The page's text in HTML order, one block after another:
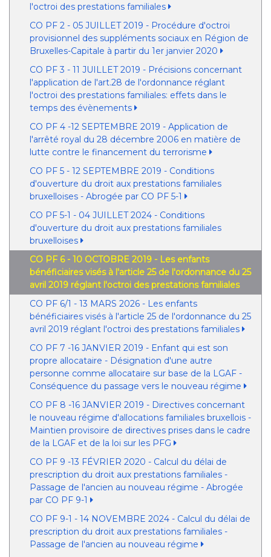
l'octroi des prestations familiales
CO PF 2 - 05 JUILLET 2019 - Procédure d'octroi
provisionnel des suppléments sociaux en Région de
Bruxelles-Capitale à partir du 1er janvier 2020
CO PF 3 - 11 JUILLET 2019 - Précisions concernant
l'application de l'art.28 de l'ordonnance réglant
l'octroi des prestations familiales: effets dans le
temps des évènements
CO PF 4 -12 SEPTEMBRE 2019 - Application de
l'arrêté royal du 28 décembre 2006 en matière de
lutte contre le financement du terrorisme
CO PF 5 - 12 SEPTEMBRE 2019 - Conditions
d'ouverture du droit aux prestations familiales
bruxelloises - Abrogée par CO PF 5-1
CO PF 5-1 - 04 JUILLET 2024 - Conditions
d'ouverture du droit aux prestations familiales
bruxelloises
CO PF 6 - 10 OCTOBRE 2019 - Les enfants
bénéficiaires visés à l'article 25 de l'ordonnance du 25
avril 2019 réglant l'octroi des prestations familiales
CO PF 6/1 - 13 MARS 2026 - Les enfants
bénéficiaires visés à l'article 25 de l'ordonnance du 25
avril 2019 réglant l'octroi des prestations familiales
CO PF 7 -16 JANVIER 2019 - Enfant qui est son
propre allocataire - Désignation d'une autre
personne comme allocataire sur base de la LGAF -
Conséquence du passage vers le nouveau régime
CO PF 8 -16 JANVIER 2019 - Directives concernant
le nouveau régime d'allocations familiales bruxellois -
Maintien provisoire de directives prises dans le cadre
de la LGAF et de la loi sur les PFG
CO PF 9 -13 FÉVRIER 2020 - Calcul du délai de
prescription du droit aux prestations familiales -
Passage de l'ancien au nouveau régime - Abrogée
par CO PF 9-1
CO PF 9-1 - 14 NOVEMBRE 2024 - Calcul du délai de
prescription du droit aux prestations familiales -
Passage de l'ancien au nouveau régime